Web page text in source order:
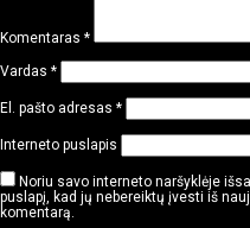
Komentaras *
Vardas *
El. pašto adresas *
Interneto puslapis
Noriu savo interneto naršyklėje
puslapį, kad jų nebereiktų įvesti iš
komentarą.